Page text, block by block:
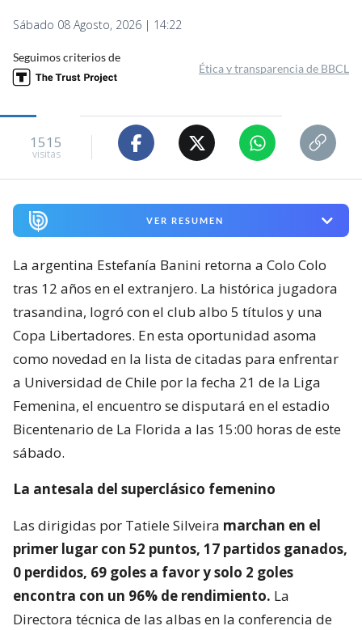
Sábado 08 Agosto, 2026 | 14:22
Seguimos criterios de
Ética y transparencia de BBCL
1515
visitas
VER RESUMEN
La argentina Estefanía Banini retorna a Colo Colo
tras 12 años en el extranjero. La histórica jugadora
trasandina, logró con el club albo 5 títulos y una
Copa Libertadores. En esta oportunidad asoma
como novedad en la lista de citadas para enfrentar
a Universidad de Chile por la fecha 21 de la Liga
Femenina, el encuentro se disputará en el estadio
Bicentenario de La Florida a las 15:00 horas de este
sábado.
La antesala del superclásico femenino
Las dirigidas por Tatiele Silveira marchan en el
primer lugar con 52 puntos, 17 partidos ganados,
0 perdidos, 69 goles a favor y solo 2 goles
encontra con un 96% de rendimiento. La
Directora técnica de las albas en la conferencia de